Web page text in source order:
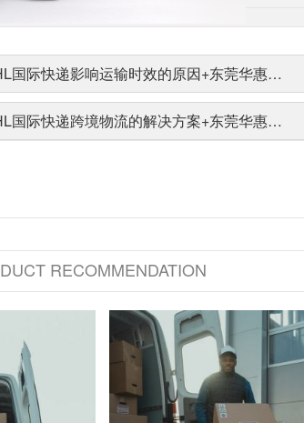
国际快递影响运输时效的原因+东莞华惠…
国际快递跨境物流的解决方案+东莞华惠…
RECOMMENDATION